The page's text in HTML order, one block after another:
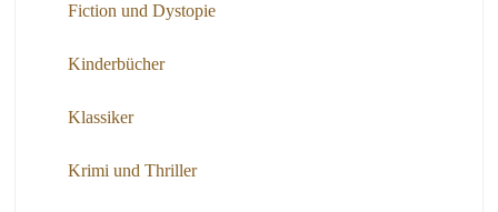
Fiction und Dystopie
Kinderbücher
Klassiker
Krimi und Thriller